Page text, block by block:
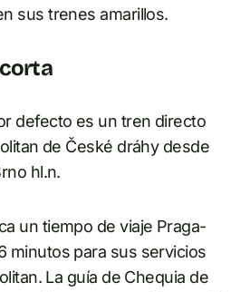
sus trenes amarillos.
defecto es un tren directo
de České dráhy desde
hl.n.
un tiempo de viaje Praga-
minutos para sus servicios
La guía de Chequia de